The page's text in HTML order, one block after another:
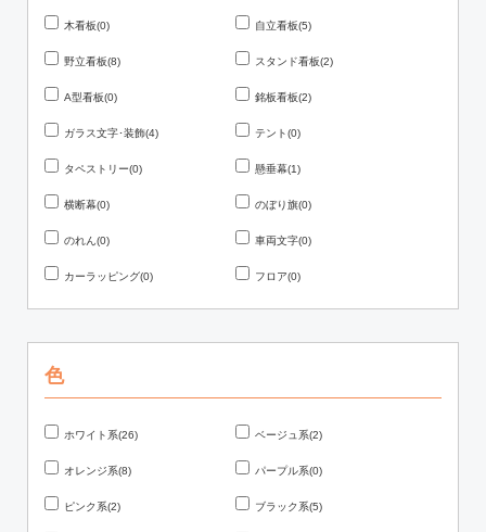
木看板(0) 自立看板(5)
野立看板(8) スタンド看板(2)
A型看板(0) 銘板看板(2)
ガラス文字･装飾(4) テント(0)
タペストリー(0) 懸垂幕(1)
横断幕(0) のぼり旗(0)
のれん(0) 車両文字(0)
カーラッピング(0) フロア(0)
色
ホワイト系(26) ベージュ系(2)
オレンジ系(8) パープル系(0)
ピンク系(2) ブラック系(5)